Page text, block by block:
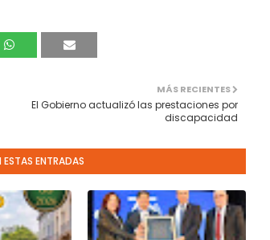
MÁS RECIENTES
El Gobierno actualizó las prestaciones por
discapacidad
ESTAS ENTRADAS